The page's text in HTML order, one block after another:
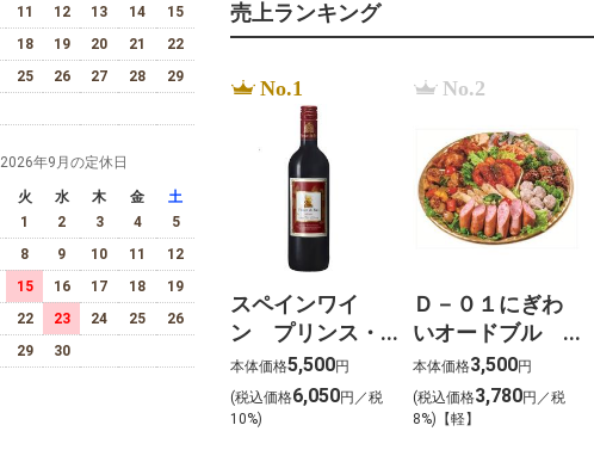
11 12 13 14
15
18 19 20 21
22
25 26 27 28
29
2026年9月の定休日
火 水 木 金
土
1
2 3 4
5
8 9 10 11
12
15 16 17 18
19
22 23 24 25
26
29 30
売上ランキング
No.1
スペインワイ
ン プリンス・
デ・バオ
（赤）
750ml×12本
本体価格5,500円
(税込価格6,050円／税
10%)
No.2
Ｄ－０１にぎわ
いオードブル
（約４～５名様
向け） 大
本体価格3,500円
(税込価格3,780円／税
8%)【軽】